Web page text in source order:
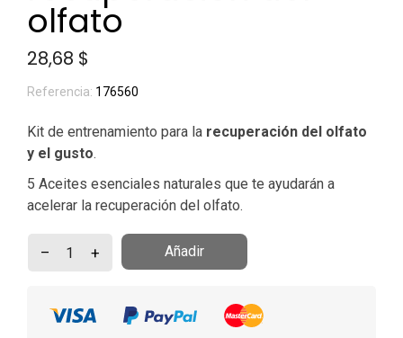
olfato
28,68 $
Referencia: 176560
Kit de entrenamiento para la recuperación del olfato
y el gusto.
5 Aceites esenciales naturales que te ayudarán a
acelerar la recuperación del olfato.
– + Añadir